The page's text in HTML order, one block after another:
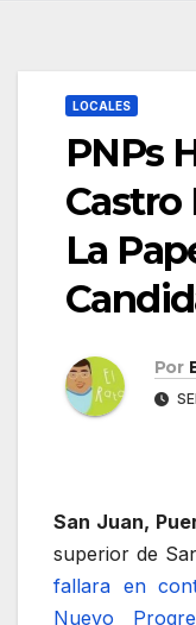
LOCALES
PNPs
Castro
La
Por
San Juan,
superior de
fallara en
Nuevo